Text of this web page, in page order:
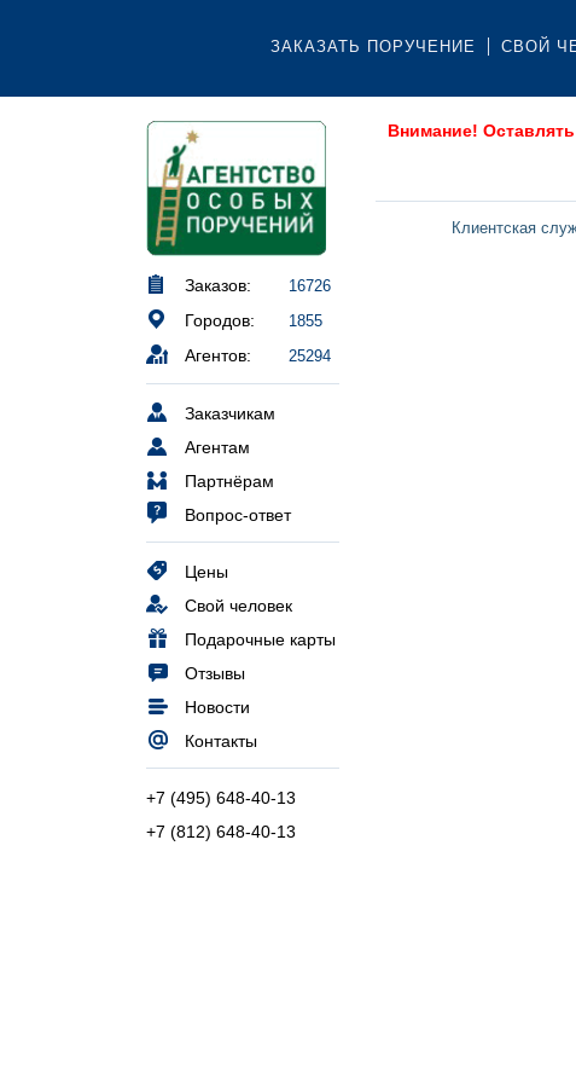
ЗАКАЗАТЬ ПОРУЧЕНИЕ СВОЙ
Заказов: 16726
Городов: 1855
Агентов: 25294
Заказчикам
Агентам
Партнёрам
Вопрос-ответ
Цены
Свой человек
Подарочные карты
Отзывы
Новости
Контакты
+7 (495) 648-40-13
+7 (812) 648-40-13
Внимание!
Клиентская